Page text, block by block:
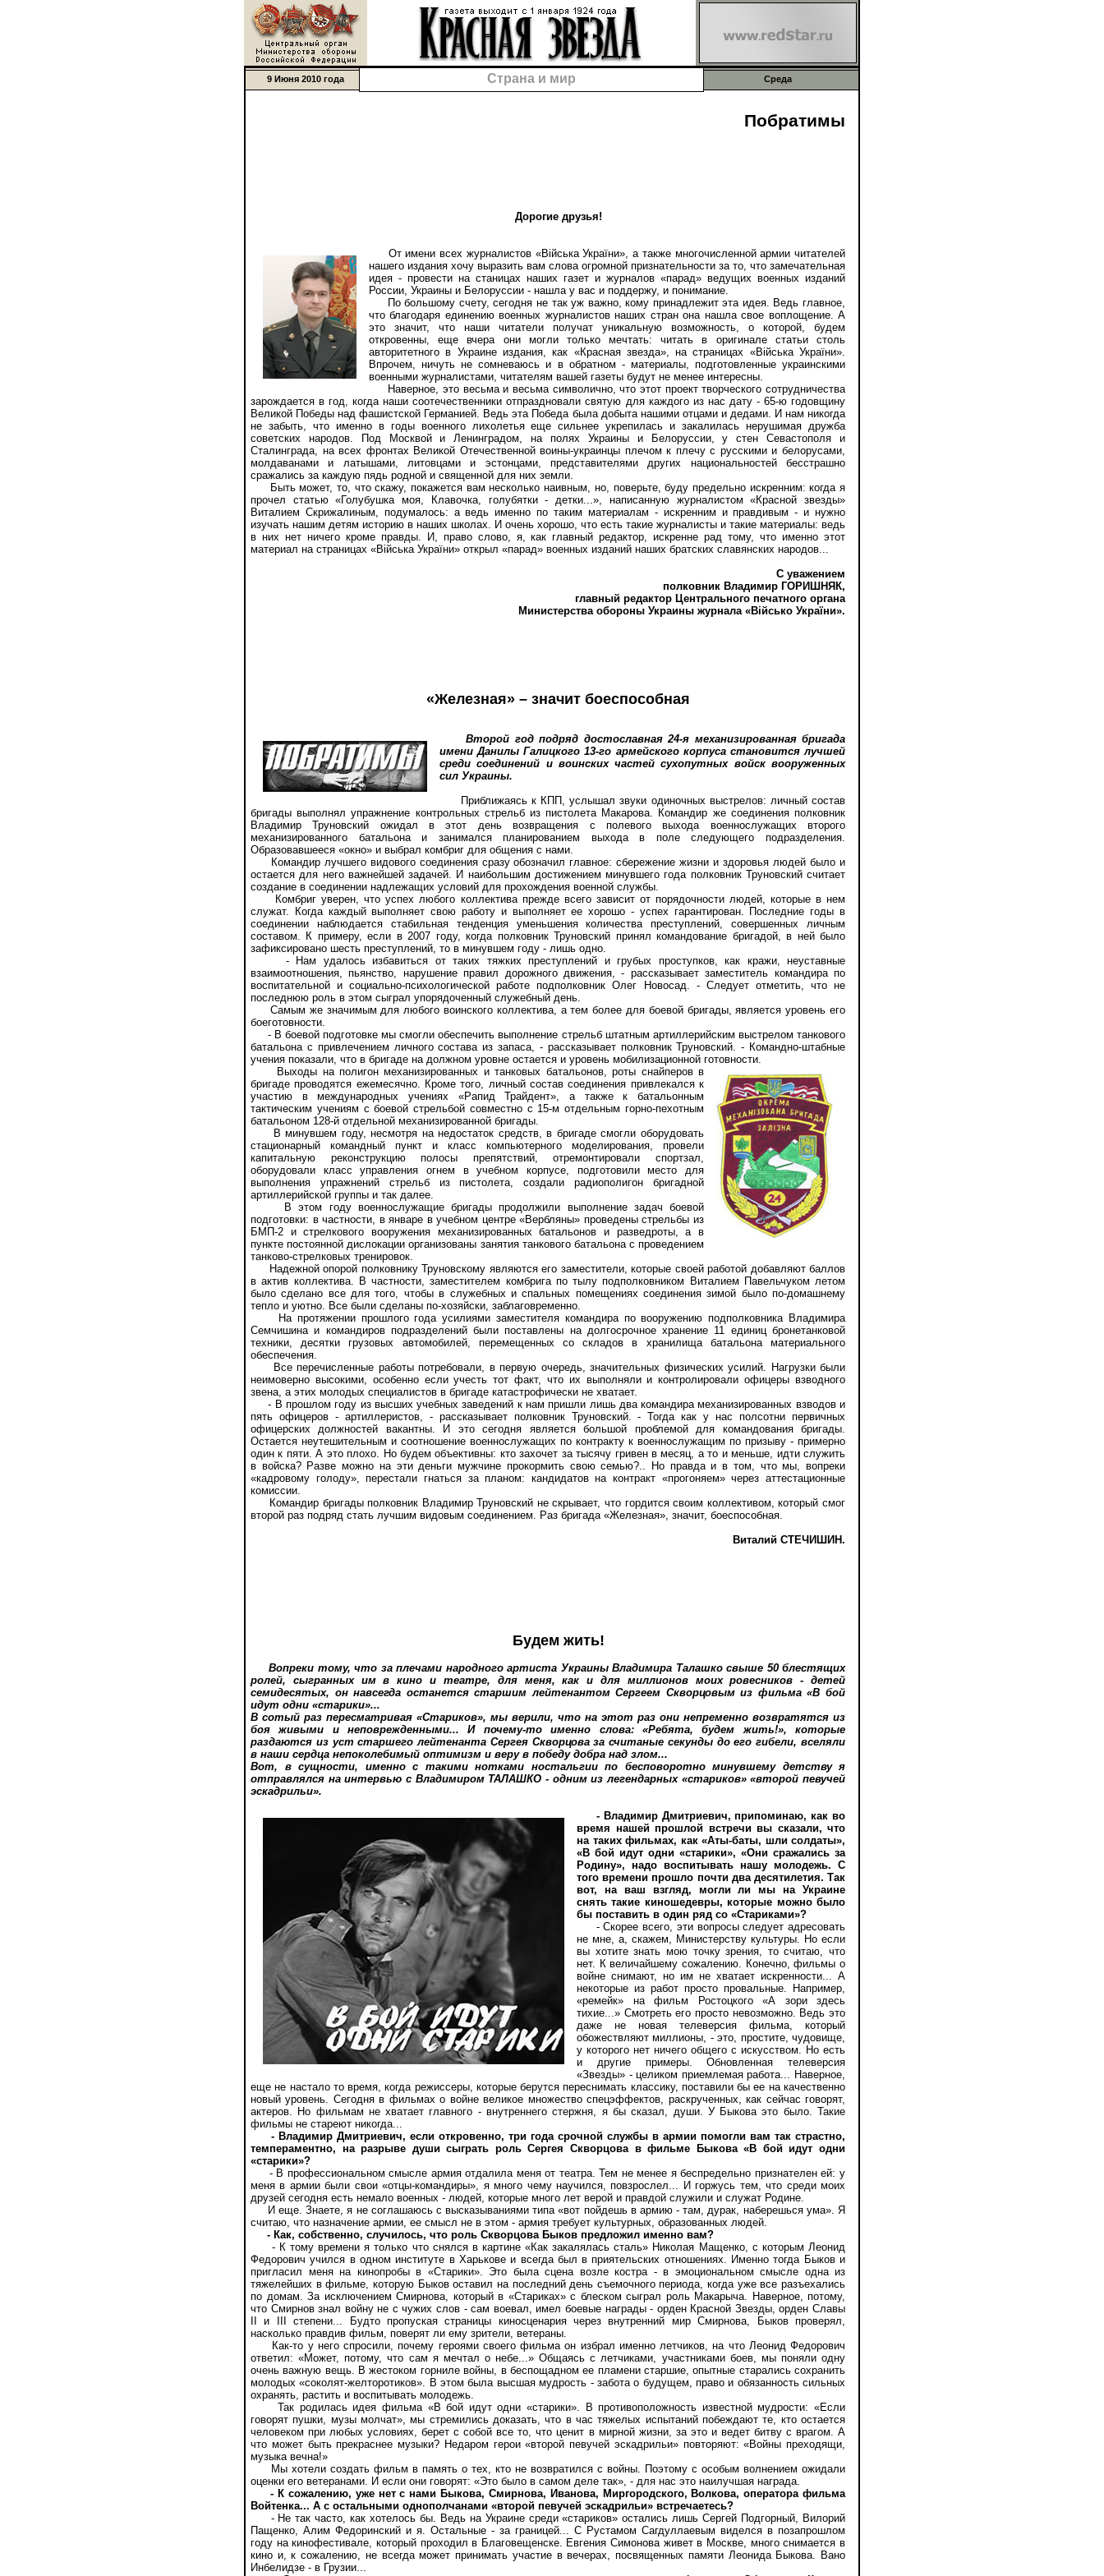
9 Июня 2010 года Страна и мир Среда
Побратимы
Дорогие друзья!
От имени всех журналистов «Війська України», а также многочисленной армии читателей
нашего издания хочу выразить вам слова огромной признательности за то, что замечательная
идея - провести на станицах наших газет и журналов «парад» ведущих военных изданий
России, Украины и Белоруссии - нашла у вас и поддержу, и понимание.
По большому счету, сегодня не так уж важно, кому принадлежит эта идея. Ведь главное,
что благодаря единению военных журналистов наших стран она нашла свое воплощение. А
это значит, что наши читатели получат уникальную возможность, о которой, будем
откровенны, еще вчера они могли только мечтать: читать в оригинале статьи столь
авторитетного в Украине издания, как «Красная звезда», на страницах «Війська України».
Впрочем, ничуть не сомневаюсь и в обратном - материалы, подготовленные украинскими
военными журналистами, читателям вашей газеты будут не менее интересны.
Наверное, это весьма и весьма символично, что этот проект творческого сотрудничества
зарождается в год, когда наши соотечественники отпраздновали святую для каждого из нас дату - 65-ю годовщину
Великой Победы над фашистской Германией. Ведь эта Победа была добыта нашими отцами и дедами. И нам никогда
не забыть, что именно в годы военного лихолетья еще сильнее укрепилась и закалилась нерушимая дружба
советских народов. Под Москвой и Ленинградом, на полях Украины и Белоруссии, у стен Севастополя и
Сталинграда, на всех фронтах Великой Отечественной воины-украинцы плечом к плечу с русскими и белорусами,
молдаванами и латышами, литовцами и эстонцами, представителями других национальностей бесстрашно
сражались за каждую пядь родной и священной для них земли.
Быть может, то, что скажу, покажется вам несколько наивным, но, поверьте, буду предельно искренним: когда я
прочел статью «Голубушка моя, Клавочка, голубятки - детки...», написанную журналистом «Красной звезды»
Виталием Скрижалиным, подумалось: а ведь именно по таким материалам - искренним и правдивым - и нужно
изучать нашим детям историю в наших школах. И очень хорошо, что есть такие журналисты и такие материалы: ведь
в них нет ничего кроме правды. И, право слово, я, как главный редактор, искренне рад тому, что именно этот
материал на страницах «Війська України» открыл «парад» военных изданий наших братских славянских народов...
С уважением
полковник Владимир ГОРИШНЯК,
главный редактор Центрального печатного органа
Министерства обороны Украины журнала «Військо України».
«Железная» – значит боеспособная
Второй год подряд достославная 24-я механизированная бригада
имени Данилы Галицкого 13-го армейского корпуса становится лучшей
среди соединений и воинских частей сухопутных войск вооруженных
сил Украины.
Приближаясь к КПП, услышал звуки одиночных выстрелов: личный состав
бригады выполнял упражнение контрольных стрельб из пистолета Макарова. Командир же соединения полковник
Владимир Труновский ожидал в этот день возвращения с полевого выхода военнослужащих второго
механизированного батальона и занимался планированием выхода в поле следующего подразделения.
Образовавшееся «окно» и выбрал комбриг для общения с нами.
Командир лучшего видового соединения сразу обозначил главное: сбережение жизни и здоровья людей было и
остается для него важнейшей задачей. И наибольшим достижением минувшего года полковник Труновский считает
создание в соединении надлежащих условий для прохождения военной службы.
Комбриг уверен, что успех любого коллектива прежде всего зависит от порядочности людей, которые в нем
служат. Когда каждый выполняет свою работу и выполняет ее хорошо - успех гарантирован. Последние годы в
соединении наблюдается стабильная тенденция уменьшения количества преступлений, совершенных личным
составом. К примеру, если в 2007 году, когда полковник Труновский принял командование бригадой, в ней было
зафиксировано шесть преступлений, то в минувшем году - лишь одно.
- Нам удалось избавиться от таких тяжких преступлений и грубых проступков, как кражи, неуставные
взаимоотношения, пьянство, нарушение правил дорожного движения, - рассказывает заместитель командира по
воспитательной и социально-психологической работе подполковник Олег Новосад. - Следует отметить, что не
последнюю роль в этом сыграл упорядоченный служебный день.
Самым же значимым для любого воинского коллектива, а тем более для боевой бригады, является уровень его
боеготовности.
- В боевой подготовке мы смогли обеспечить выполнение стрельб штатным артиллерийским выстрелом танкового
батальона с привлечением личного состава из запаса, - рассказывает полковник Труновский. - Командно-штабные
учения показали, что в бригаде на должном уровне остается и уровень мобилизационной готовности.
Выходы на полигон механизированных и танковых батальонов, роты снайперов в
бригаде проводятся ежемесячно. Кроме того, личный состав соединения привлекался к
участию в международных учениях «Рапид Трайдент», а также к батальонным
тактическим учениям с боевой стрельбой совместно с 15-м отдельным горно-пехотным
батальоном 128-й отдельной механизированной бригады.
В минувшем году, несмотря на недостаток средств, в бригаде смогли оборудовать
стационарный командный пункт и класс компьютерного моделирования, провели
капитальную реконструкцию полосы препятствий, отремонтировали спортзал,
оборудовали класс управления огнем в учебном корпусе, подготовили место для
выполнения упражнений стрельб из пистолета, создали радиополигон бригадной
артиллерийской группы и так далее.
В этом году военнослужащие бригады продолжили выполнение задач боевой
подготовки: в частности, в январе в учебном центре «Вербляны» проведены стрельбы из
БМП-2 и стрелкового вооружения механизированных батальонов и разведроты, а в
пункте постоянной дислокации организованы занятия танкового батальона с проведением
танково-стрелковых тренировок.
Надежной опорой полковнику Труновскому являются его заместители, которые своей работой добавляют баллов
в актив коллектива. В частности, заместителем комбрига по тылу подполковником Виталием Павельчуком летом
было сделано все для того, чтобы в служебных и спальных помещениях соединения зимой было по-домашнему
тепло и уютно. Все были сделаны по-хозяйски, заблаговременно.
На протяжении прошлого года усилиями заместителя командира по вооружению подполковника Владимира
Семчишина и командиров подразделений были поставлены на долгосрочное хранение 11 единиц бронетанковой
техники, десятки грузовых автомобилей, перемещенных со складов в хранилища батальона материального
обеспечения.
Все перечисленные работы потребовали, в первую очередь, значительных физических усилий. Нагрузки были
неимоверно высокими, особенно если учесть тот факт, что их выполняли и контролировали офицеры взводного
звена, а этих молодых специалистов в бригаде катастрофически не хватает.
- В прошлом году из высших учебных заведений к нам пришли лишь два командира механизированных взводов и
пять офицеров - артиллеристов, - рассказывает полковник Труновский. - Тогда как у нас полсотни первичных
офицерских должностей вакантны. И это сегодня является большой проблемой для командования бригады.
Остается неутешительным и соотношение военнослужащих по контракту к военнослужащим по призыву - примерно
один к пяти. А это плохо. Но будем объективны: кто захочет за тысячу гривен в месяц, а то и меньше, идти служить
в войска? Разве можно на эти деньги мужчине прокормить свою семью?.. Но правда и в том, что мы, вопреки
«кадровому голоду», перестали гнаться за планом: кандидатов на контракт «прогоняем» через аттестационные
комиссии.
Командир бригады полковник Владимир Труновский не скрывает, что гордится своим коллективом, который смог
второй раз подряд стать лучшим видовым соединением. Раз бригада «Железная», значит, боеспособная.
Виталий СТЕЧИШИН.
Будем жить!
Вопреки тому, что за плечами народного артиста Украины Владимира Талашко свыше 50 блестящих
ролей, сыгранных им в кино и театре, для меня, как и для миллионов моих ровесников - детей
семидесятых, он навсегда останется старшим лейтенантом Сергеем Скворцовым из фильма «В бой
идут одни «старики»...
В сотый раз пересматривая «Стариков», мы верили, что на этот раз они непременно возвратятся из
боя живыми и неповрежденными... И почему-то именно слова: «Ребята, будем жить!», которые
раздаются из уст старшего лейтенанта Сергея Скворцова за считаные секунды до его гибели, вселяли
в наши сердца непоколебимый оптимизм и веру в победу добра над злом...
Вот, в сущности, именно с такими нотками ностальгии по бесповоротно минувшему детству я
отправлялся на интервью с Владимиром ТАЛАШКО - одним из легендарных «стариков» «второй певучей
эскадрильи».
- Владимир Дмитриевич, припоминаю, как во
время нашей прошлой встречи вы сказали, что
на таких фильмах, как «Аты-баты, шли солдаты»,
«В бой идут одни «старики», «Они сражались за
Родину», надо воспитывать нашу молодежь. С
того времени прошло почти два десятилетия. Так
вот, на ваш взгляд, могли ли мы на Украине
снять такие киношедевры, которые можно было
бы поставить в один ряд со «Стариками»?
- Скорее всего, эти вопросы следует адресовать
не мне, а, скажем, Министерству культуры. Но если
вы хотите знать мою точку зрения, то считаю, что
нет. К величайшему сожалению. Конечно, фильмы о
войне снимают, но им не хватает искренности... А
некоторые из работ просто провальные. Например,
«ремейк» на фильм Ростоцкого «А зори здесь
тихие...» Смотреть его просто невозможно. Ведь это
даже не новая телеверсия фильма, который
обожествляют миллионы, - это, простите, чудовище,
у которого нет ничего общего с искусством. Но есть
и другие примеры. Обновленная телеверсия
«Звезды» - целиком приемлемая работа... Наверное,
еще не настало то время, когда режиссеры, которые берутся переснимать классику, поставили бы ее на качественно
новый уровень. Сегодня в фильмах о войне великое множество спецэффектов, раскрученных, как сейчас говорят,
актеров. Но фильмам не хватает главного - внутреннего стержня, я бы сказал, души. У Быкова это было. Такие
фильмы не стареют никогда...
- Владимир Дмитриевич, если откровенно, три года срочной службы в армии помогли вам так страстно,
темпераментно, на разрыве души сыграть роль Сергея Скворцова в фильме Быкова «В бой идут одни
«старики»?
- В профессиональном смысле армия отдалила меня от театра. Тем не менее я беспредельно признателен ей: у
меня в армии были свои «отцы-командиры», я много чему научился, повзрослел... И горжусь тем, что среди моих
друзей сегодня есть немало военных - людей, которые много лет верой и правдой служили и служат Родине.
И еще. Знаете, я не соглашаюсь с высказываниями типа «вот пойдешь в армию - там, дурак, наберешься ума». Я
считаю, что назначение армии, ее смысл не в этом - армия требует культурных, образованных людей.
- Как, собственно, случилось, что роль Скворцова Быков предложил именно вам?
- К тому времени я только что снялся в картине «Как закалялась сталь» Николая Мащенко, с которым Леонид
Федорович учился в одном институте в Харькове и всегда был в приятельских отношениях. Именно тогда Быков и
пригласил меня на кинопробы в «Старики». Это была сцена возле костра - в эмоциональном смысле одна из
тяжелейших в фильме, которую Быков оставил на последний день съемочного периода, когда уже все разъехались
по домам. За исключением Смирнова, который в «Стариках» с блеском сыграл роль Макарыча. Наверное, потому,
что Смирнов знал войну не с чужих слов - сам воевал, имел боевые награды - орден Красной Звезды, орден Славы
ІІ и III степени... Будто пропуская страницы киносценария через внутренний мир Смирнова, Быков проверял,
насколько правдив фильм, поверят ли ему зрители, ветераны.
Как-то у него спросили, почему героями своего фильма он избрал именно летчиков, на что Леонид Федорович
ответил: «Может, потому, что сам я мечтал о небе...» Общаясь с летчиками, участниками боев, мы поняли одну
очень важную вещь. В жестоком горниле войны, в беспощадном ее пламени старшие, опытные старались сохранить
молодых «соколят-желторотиков». В этом была высшая мудрость - забота о будущем, право и обязанность сильных
охранять, растить и воспитывать молодежь.
Так родилась идея фильма «В бой идут одни «старики». В противоположность известной мудрости: «Если
говорят пушки, музы молчат», мы стремились доказать, что в час тяжелых испытаний побеждают те, кто остается
человеком при любых условиях, берет с собой все то, что ценит в мирной жизни, за это и ведет битву с врагом. А
что может быть прекраснее музыки? Недаром герои «второй певучей эскадрильи» повторяют: «Войны преходящи,
музыка вечна!»
Мы хотели создать фильм в память о тех, кто не возвратился с войны. Поэтому с особым волнением ожидали
оценки его ветеранами. И если они говорят: «Это было в самом деле так», - для нас это наилучшая награда.
- К сожалению, уже нет с нами Быкова, Смирнова, Иванова, Миргородского, Волкова, оператора фильма
Войтенка... А с остальными однополчанами «второй певучей эскадрильи» встречаетесь?
- Не так часто, как хотелось бы. Ведь на Украине среди «стариков» остались лишь Сергей Подгорный, Вилорий
Пащенко, Алим Федоринский и я. Остальные - за границей... С Рустамом Сагдуллаевым виделся в позапрошлом
году на кинофестивале, который проходил в Благовещенске. Евгения Симонова живет в Москве, много снимается в
кино и, к сожалению, не всегда может принимать участие в вечерах, посвященных памяти Леонида Быкова. Вано
Инбелидзе - в Грузии...